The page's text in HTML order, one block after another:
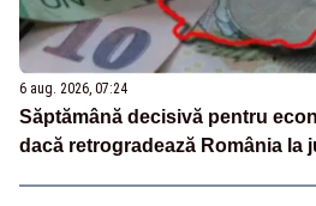
6 aug. 2026, 07:24
Săptămână decisivă pentru
dacă retrogradează România la